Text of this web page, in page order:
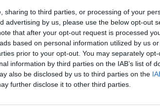
sharing to third parties, or processing of your
advertising by us, please use the below opt-out
that after your opt-out request is processed
based on personal information utilized by us
prior to your opt-out. You may separately
information by third parties on the IAB’s list of
also be disclosed by us to third parties on the
further disclose it to other third parties.
tener acceso
artículos
REGISTRADOS